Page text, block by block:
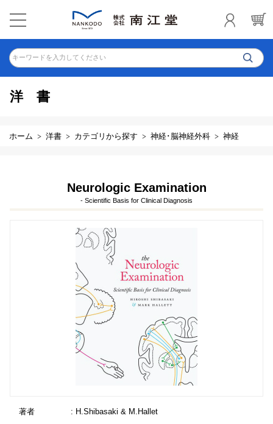
キーワードを入力してください
洋書
ホーム 洋書 カテゴリから探す 神経･脳神経外科 神経
Neurologic Examination
- Scientific Basis for Clinical Diagnosis
著者
: H.Shibasaki & M.Hallet